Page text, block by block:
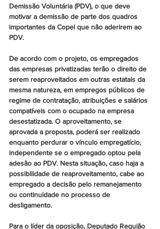
Demissão Voluntária (PDV), o que deve
motivar a demissão de parte dos quadros
importantes da Copel que não aderirem ao
PDV.
De acordo com o projeto, os empregados
das empresas privatizadas terão o direito de
serem reaproveitados em outras estatais da
mesma natureza, em empregos públicos de
regime de contratação, atribuições e salários
compatíveis com o ocupado na empresa
desestatizada. O aproveitamento, se
aprovada a proposta, poderá ser realizado
enquanto perdurar o vínculo empregatício,
independente se o empregado optou pela
adesão ao PDV. Nesta situação, caso haja a
possibilidade de reaproveitamento, cabe ao
empregado a decisão pelo remanejamento
ou continuidade no processo de
desligamento.
Para o líder da oposição, Deputado Requião